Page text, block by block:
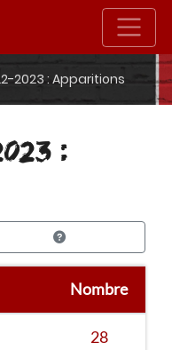
2023 : Apparitions
:
Nombre
28